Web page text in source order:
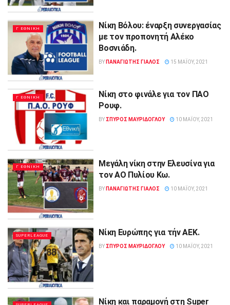
Γ ΕΘΝΙΚΗ
Νίκη Βόλου: έναρξη συνεργασίας
με τον προπονητή Αλέκο
Βοσνιάδη.
BY ΠΑΝΑΓΙΩΤΗΣ ΓΙΑΛΟΣ 15 ΜΑΪ́ΟΥ, 2021
Γ ΕΘΝΙΚΗ
Νίκη στο φινάλε για τον ΠΑΟ
Ρουφ.
BY ΣΠΥΡΟΣ ΜΑΥΡΙΔΟΓΛΟΥ 10 ΜΑΪ́ΟΥ, 2021
Γ ΕΘΝΙΚΗ
Μεγάλη νίκη στην Ελευσίνα για
τον ΑΟ Πυλίου Κω.
BY ΠΑΝΑΓΙΩΤΗΣ ΓΙΑΛΟΣ 10 ΜΑΪ́ΟΥ, 2021
SUPERLEAGUE Νίκη Ευρώπης για τήν ΑΕΚ.
BY ΣΠΥΡΟΣ ΜΑΥΡΙΔΟΓΛΟΥ 10 ΜΑΪ́ΟΥ, 2021
Nίκη και παραμονή στη Super